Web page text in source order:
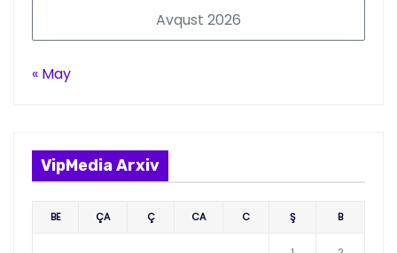
Avqust 2026
« May
VipMedia Arxiv
BE ÇA Ç CA C Ş B